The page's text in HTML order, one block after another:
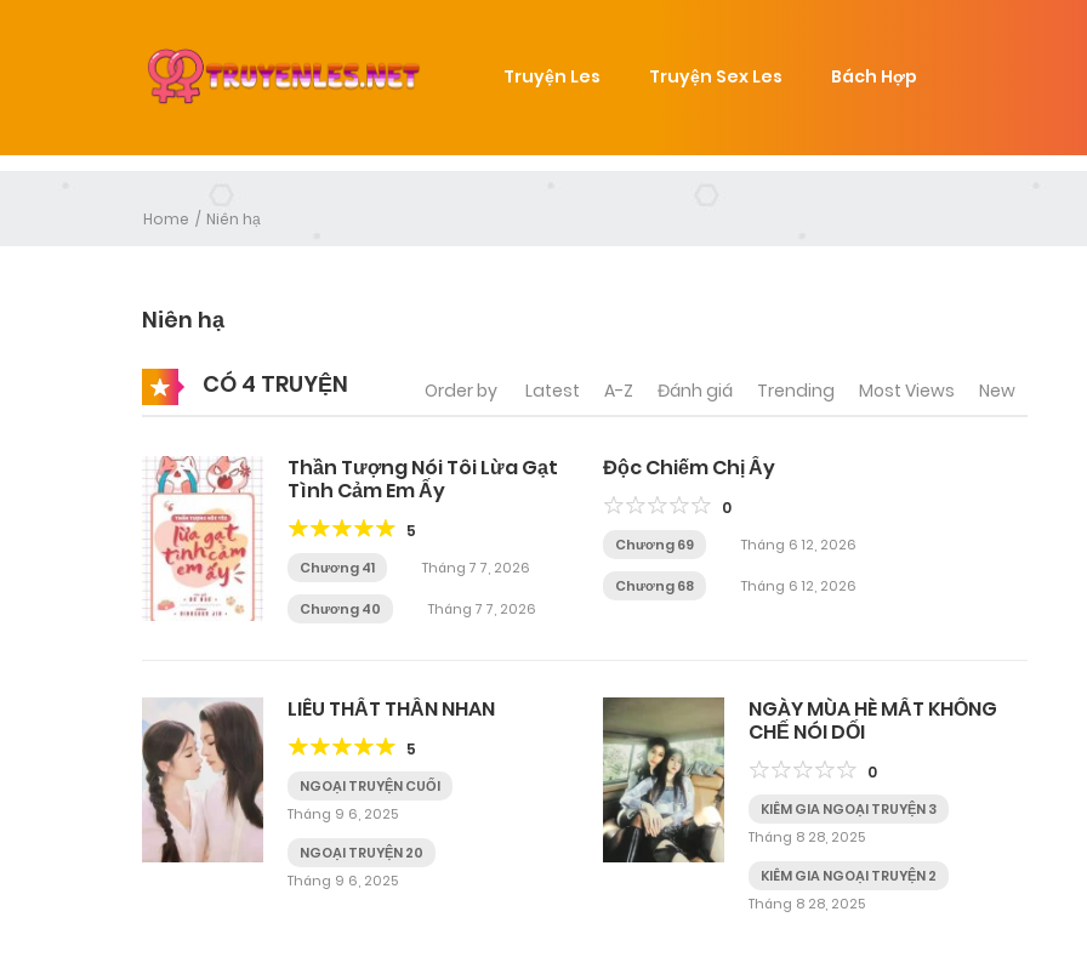
Truyện Les Truyện Sex Les Bách Hợp
Home Niên hạ
Niên hạ
CÓ 4 TRUYỆN Order by Latest A-Z Đánh giá Trending Most Views New
Thần Tượng Nói Tôi Lừa Gạt
Tình Cảm Em Ấy
5
Chương 41 Tháng 7 7, 2026
Chương 40 Tháng 7 7, 2026
Độc Chiếm Chị Ấy
0
Chương 69 Tháng 6 12, 2026
Chương 68 Tháng 6 12, 2026
LIÊU THẤT THẦN NHAN
5
NGOẠI TRUYỆN CUỐI
Tháng 9 6, 2025
NGOẠI TRUYỆN 20
Tháng 9 6, 2025
NGÀY MÙA HÈ MẤT KHỐNG
CHẾ NÓI DỐI
0
KIÊM GIA NGOẠI TRUYỆN 3
Tháng 8 28, 2025
KIÊM GIA NGOẠI TRUYỆN 2
Tháng 8 28, 2025